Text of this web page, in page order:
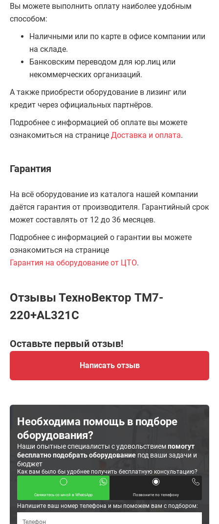
Вы можете выполнить оплату наиболее удобным
способом:
Наличными или по карте в офисе компании или
на складе.
Банковским переводом для юр.лиц или
некоммерческих организаций.
А также приобрести оборудование в лизинг или
кредит через официальных партнёров.
Подробнее с информацией об оплате вы можете
ознакомиться на странице Доставка и оплата.
Гарантия
На всё оборудование из каталога нашей компании
даётся гарантия от производителя. Гарантийный срок
может составлять от 12 до 36 месяцев.
Подробнее с информацией о гарантии вы можете
ознакомиться на странице
Гарантия на оборудование от ЦТО.
Отзывы ТехноВектор TM7-
220+AL321C
Оставьте первый отзыв!
Написать отзыв
Необходима помощь в подборе
оборудования?
Наши опытные специалисты с удовольствиемпомогут
бесплатно подобрать оборудование под ваши задачи и
бюджет
Как вам было бы удобнее получить бесплатную консультацию?
Свяжитесь со мной в WhatsApp Позвоните по телефону
Напишите ваш номер телефона и мы поможем вам с подбором: